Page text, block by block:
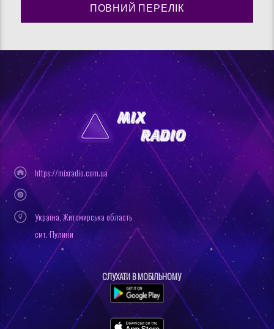
ПОВНИЙ ПЕРЕЛІК
https://mixradio.com.ua
Україна, Житомирська область
смт. Пулини
СЛУХАТИ В МОБІЛЬНОМУ